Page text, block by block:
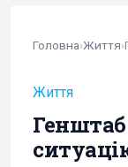
Головна›Життя›
Життя